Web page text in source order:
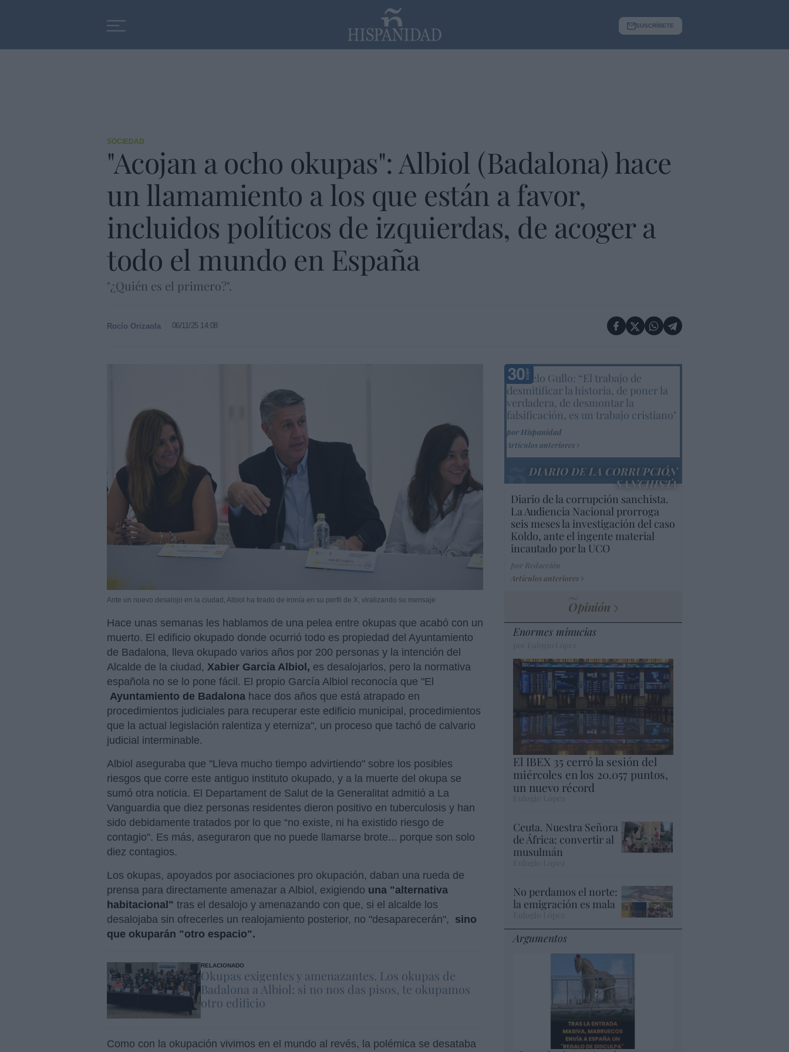
SUSCRÍBETE
SOCIEDAD
"Acojan a ocho okupas": Albiol (Badalona) hace
un llamamiento a los que están a favor,
incluidos políticos de izquierdas, de acoger a
todo el mundo en España
"¿Quién es el primero?".
Rocío Orizaola 06/11/25 14:08
Ante un nuevo desalojo en la ciudad, Albiol ha tirado de ironía en su perfil de X, viralizando su mensaje
Hace unas semanas les hablamos de una pelea entre okupas que acabó con un
muerto. El edificio okupado donde ocurrió todo es propiedad del Ayuntamiento
de Badalona, lleva okupado varios años por 200 personas y la intención del
Alcalde de la ciudad, Xabier García Albiol, es desalojarlos, pero la normativa
española no se lo pone fácil. El propio García Albiol reconocía que "El
Ayuntamiento de Badalona hace dos años que está atrapado en
procedimientos judiciales para recuperar este edificio municipal, procedimientos
que la actual legislación ralentiza y eterniza", un proceso que tachó de calvario
judicial interminable.
Albiol aseguraba que "Lleva mucho tiempo advirtiendo" sobre los posibles
riesgos que corre este antiguo instituto okupado, y a la muerte del okupa se
sumó otra noticia. El Departament de Salut de la Generalitat admitió a La
Vanguardia que diez personas residentes dieron positivo en tuberculosis y han
sido debidamente tratados por lo que “no existe, ni ha existido riesgo de
contagio". Es más, aseguraron que no puede llamarse brote... porque son solo
diez contagios.
Los okupas, apoyados por asociaciones pro okupación, daban una rueda de
prensa para directamente amenazar a Albiol, exigiendo una "alternativa
habitacional" tras el desalojo y amenazando con que, si el alcalde los
desalojaba sin ofrecerles un realojamiento posterior, no "desaparecerán",
sino
que okuparán "otro espacio".
RELACIONADO
Okupas exigentes y amenazantes. Los okupas de
Badalona a Albiol: si no nos das pisos, te okupamos
otro edificio
Como con la okupación vivimos en el mundo al revés, la polémica se desataba
Marcelo Gullo: “El trabajo de
desmitificar la historia, de poner la
verdadera, de desmontar la
falsificación, es un trabajo cristiano"
por Hispanidad
Artículos anteriores
DIARIO DE LA CORRUPCIÓN
SANCHISTA
Diario de la corrupción sanchista.
La Audiencia Nacional prorroga
seis meses la investigación del caso
Koldo, ante el ingente material
incautado por la UCO
Artículos anteriores
Opinión
Enormes minucias
El IBEX 35 cerró la sesión del
miércoles en los 20.057 puntos,
un nuevo récord
Ceuta. Nuestra Señora
de África: convertir al
musulmán
No perdamos el norte:
la emigración es mala
Argumentos